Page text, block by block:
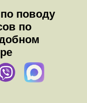
поводу
по